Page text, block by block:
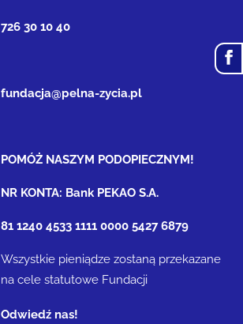
726 30 10 40
fundacja@pelna-zycia.pl
POMÓŻ NASZYM PODOPIECZNYM!
NR KONTA: Bank PEKAO S.A.
81 1240 4533 1111 0000 5427 6879
Wszystkie pieniądze zostaną przekazane
na cele statutowe Fundacji
Odwiedź nas!